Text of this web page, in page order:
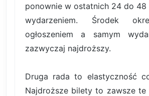
ponownie w ostatnich 24 do
wydarzeniem. Środek
ogłoszeniem a samym
zazwyczaj najdroższy.
Druga rada to elastyczność
Najdroższe bilety to zawsze te